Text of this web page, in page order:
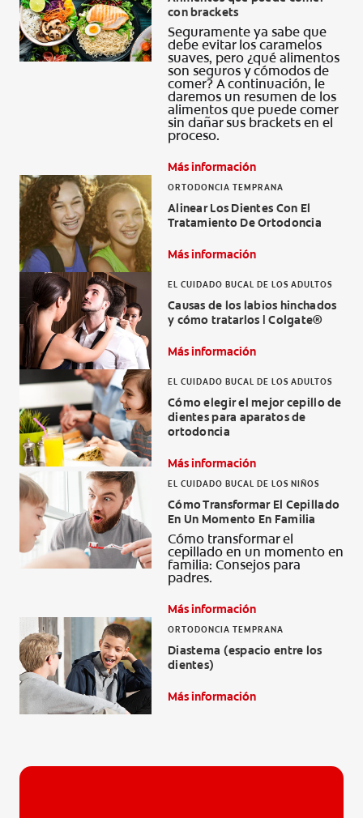
CHEQUEO DE SALUD BUCAL
CORRESPONDENCIA DE PRODUCTOS
PROMOCIONES
SUSCRÍBASE
con brackets
Seguramente ya sabe que
debe evitar los caramelos
suaves, pero ¿qué alimentos
son seguros y cómodos de
comer? A continuación, le
daremos un resumen de los
alimentos que puede comer
sin dañar sus brackets en el
proceso.
Más información
ORTODONCIA TEMPRANA
Alinear Los Dientes Con El
Tratamiento De Ortodoncia
Más información
EL CUIDADO BUCAL DE LOS ADULTOS
Causas de los labios hinchados
y cómo tratarlos | Colgate®
Más información
EL CUIDADO BUCAL DE LOS ADULTOS
Cómo elegir el mejor cepillo de
dientes para aparatos de
ortodoncia
Más información
EL CUIDADO BUCAL DE LOS NIÑOS
Cómo Transformar El Cepillado
En Un Momento En Familia
Cómo transformar el
cepillado en un momento en
familia: Consejos para
padres.
Más información
ORTODONCIA TEMPRANA
Diastema (espacio entre los
dientes)
Más información